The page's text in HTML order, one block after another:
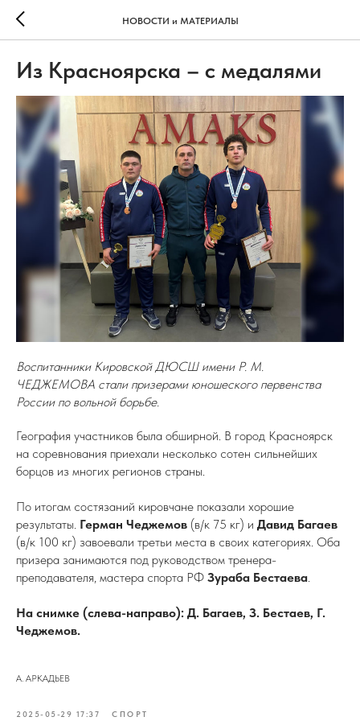
НОВОСТИ и МАТЕРИАЛЫ
Из Красноярска – с медалями
Воспитанники Кировской ДЮСШ имени Р. М.
ЧЕДЖЕМОВА стали призерами юношеского первенства
России по вольной борьбе.
География участников была обширной. В город Красноярск
на соревнования приехали несколько сотен сильнейших
борцов из многих регионов страны.
По итогам состязаний кировчане показали хорошие
результаты. Герман Чеджемов (в/к 75 кг) и Давид Багаев
(в/к 100 кг) завоевали третьи места в своих категориях. Оба
призера занимаются под руководством тренера-
преподавателя, мастера спорта РФ Зураба Бестаева.
На снимке (слева-направо): Д. Багаев, З. Бестаев, Г.
Чеджемов.
А. АРКАДЬЕВ
2025-05-29 17:37 СПОРТ